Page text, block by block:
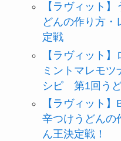
【ラヴィット
どんの作り方
定戦
【ラヴィット
ミントマレモツ
シピ 第1回うど
【ラヴィット
辛つけうどん
ん王決定戦！